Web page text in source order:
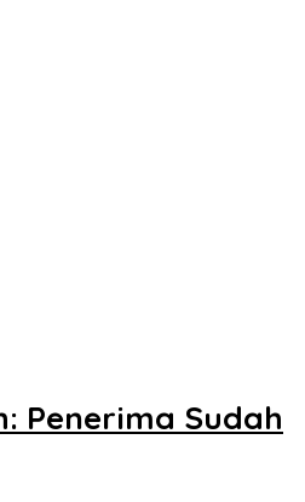
Penerima Sudah